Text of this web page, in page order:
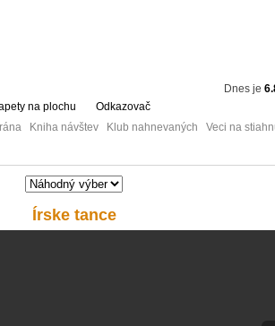
Dnes je
na plochu
Odkazovač
Kniha návštev Klub nahnevaných Veci na
Írske tance